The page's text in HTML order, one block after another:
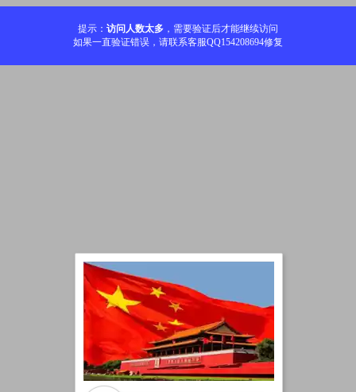
提示： 访问人数太多 ，需要验证后才能继续访问
如果一直验证错误，请联系客服QQ154208694修复
加载中